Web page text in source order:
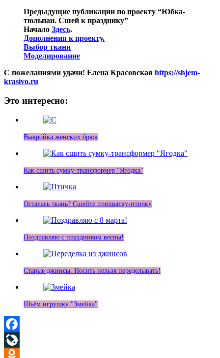
Предыдущие публикации по проекту “Юбка-
тюльпан. Сшей к празднику”
Начало Здесь.
Дополнения к проекту.
Выбор ткани
Моделирование
С пожеланиями удачи! Елена Красовская https://shjem-
krasivo.ru
Это интересно:
Выкройка женских брюк
Как сшить сумку-трансформер "Ягодка"
Осталась ткань? Сшейте прихватку-птичку
Поздравляю с праздником весны!
Старые джинсы. Носить нельзя переделывать!
Шьём игрушку "Змейка"
Facebook
LiveJournal